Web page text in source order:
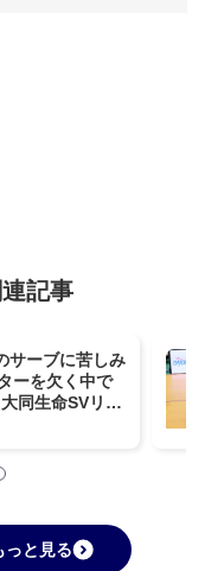
記事
サーブに苦しみ
ーを欠く中で
同生命SVリー
っと見る